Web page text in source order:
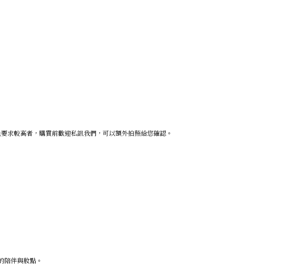
求較高者，購買前歡迎私訊我們，可以額外拍照給您確認。
伴與妝點。